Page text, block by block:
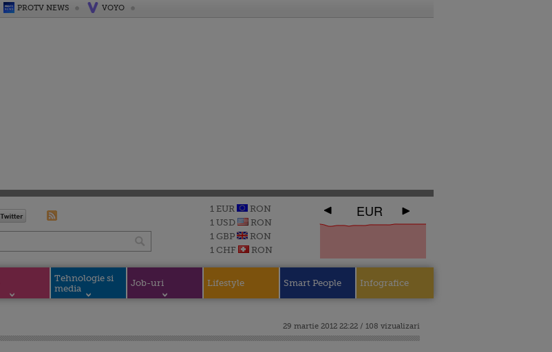
PROTV NEWS VOYO
1 EUR
RON
1 USD
RON
1 GBP
RON
1 CHF
RON
EUR
Tehnologie si
media
Job-uri Lifestyle Smart People Infografice
29 martie 2012 22:22 / 108 vizualizari